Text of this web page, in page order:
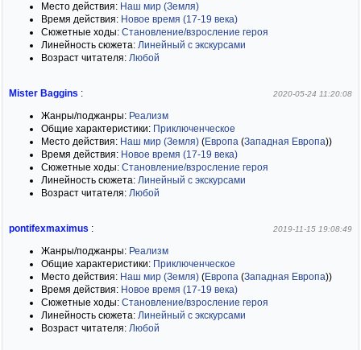
Место действия: Наш мир (Земля)
Время действия: Новое время (17-19 века)
Сюжетные ходы: Становление/взросление героя
Линейность сюжета: Линейный с экскурсами
Возраст читателя: Любой
Mister Baggins : 2020-05-24 11:20:08
Жанры/поджанры: Реализм
Общие характеристики: Приключенческое
Место действия: Наш мир (Земля) (Европа (Западная Европа))
Время действия: Новое время (17-19 века)
Сюжетные ходы: Становление/взросление героя
Линейность сюжета: Линейный с экскурсами
Возраст читателя: Любой
pontifexmaximus : 2019-11-15 19:08:49
Жанры/поджанры: Реализм
Общие характеристики: Приключенческое
Место действия: Наш мир (Земля) (Европа (Западная Европа))
Время действия: Новое время (17-19 века)
Сюжетные ходы: Становление/взросление героя
Линейность сюжета: Линейный с экскурсами
Возраст читателя: Любой